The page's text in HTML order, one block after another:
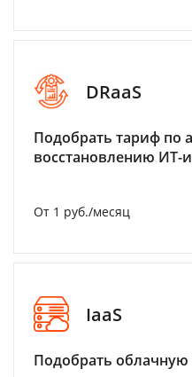
DRaaS
Подобрать тариф по
восстановлению ИТ-
От 1 руб./месяц
IaaS
Подобрать облачную